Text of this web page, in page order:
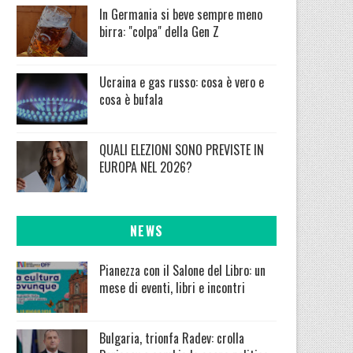
In Germania si beve sempre meno
birra: "colpa" della Gen Z
Ucraina e gas russo: cosa è vero e
cosa è bufala
QUALI ELEZIONI SONO PREVISTE IN
EUROPA NEL 2026?
NEWS
Pianezza con il Salone del Libro: un
mese di eventi, libri e incontri
Bulgaria, trionfa Radev: crolla